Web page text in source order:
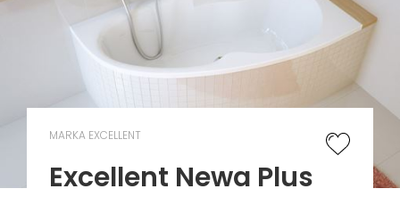
MARKA EXCELLENT
Excellent Newa Plus